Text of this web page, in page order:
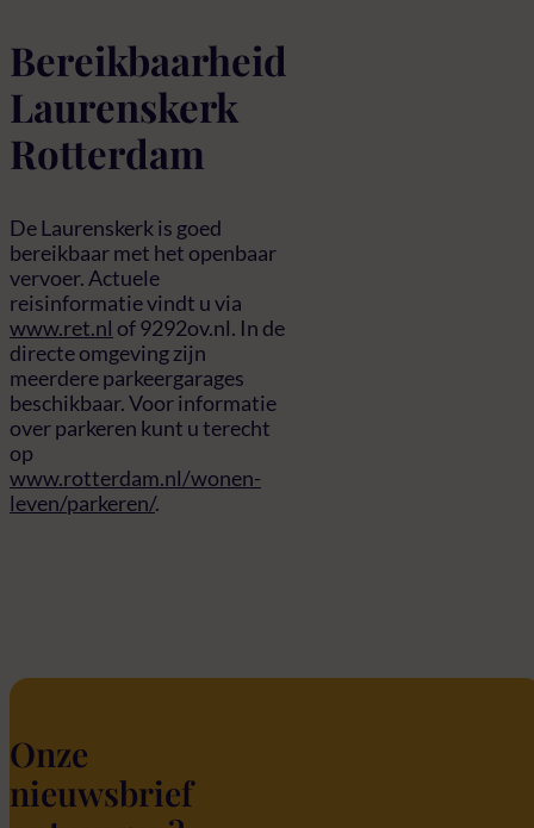
Bereikbaarheid
Laurenskerk
Rotterdam
De Laurenskerk is goed
bereikbaar met het openbaar
vervoer. Actuele
reisinformatie vindt u via
www.ret.nl of 9292ov.nl. In de
directe omgeving zijn
meerdere parkeergarages
beschikbaar. Voor informatie
over parkeren kunt u terecht
op
www.rotterdam.nl/wonen-
leven/parkeren/.
Onze
nieuwsbrief